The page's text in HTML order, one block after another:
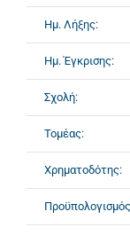
Ημ. Λήξης:
Ημ. Έγκρισης:
Σχολή:
Τομέας:
Χρηματοδότης: